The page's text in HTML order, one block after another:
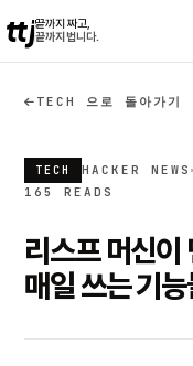
ttj끝까지 짜고,
끝까지 법니다.
TECH 으로 돌아가기
TECH HACKER NEWS
165 READS
리스프 머신
매일 쓰는 기